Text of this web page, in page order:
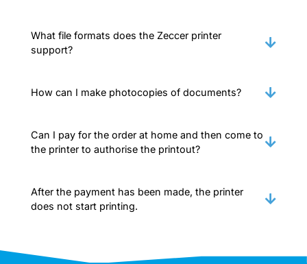
What file formats does the Zeccer printer
support?
How can I make photocopies of documents?
Can I pay for the order at home and then come to
the printer to authorise the printout?
After the payment has been made, the printer
does not start printing.